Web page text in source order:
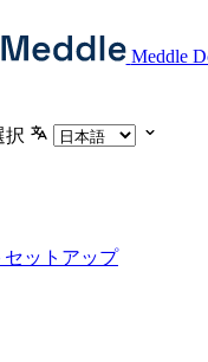
Meddle
択
セットアップ